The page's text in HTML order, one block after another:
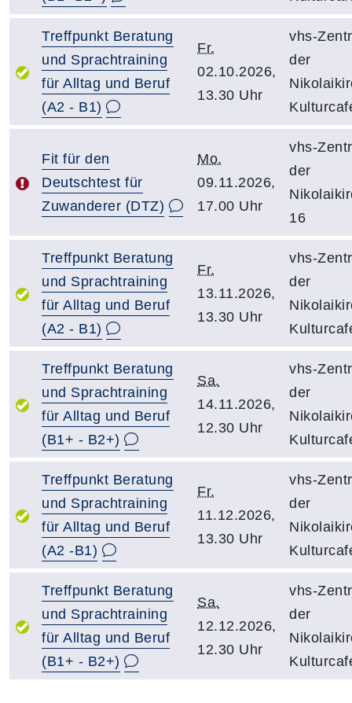
Treffpunkt Beratung
und Sprachtraining
für Alltag und Beruf
(A2 - B1)
Fr.
02.10.2026,
13.30 Uhr
vhs-
der
Fit für den
Deutschtest für
Zuwanderer (DTZ)
Mo.
09.11.2026,
17.00 Uhr
vhs-
der
16
Treffpunkt Beratung
und Sprachtraining
für Alltag und Beruf
(A2 - B1)
Fr.
13.11.2026,
13.30 Uhr
vhs-
der
Treffpunkt Beratung
und Sprachtraining
für Alltag und Beruf
(B1+ - B2+)
Sa.
14.11.2026,
12.30 Uhr
vhs-
der
Treffpunkt Beratung
und Sprachtraining
für Alltag und Beruf
(A2 -B1)
Fr.
11.12.2026,
13.30 Uhr
vhs-
der
Treffpunkt Beratung
und Sprachtraining
für Alltag und Beruf
(B1+ - B2+)
Sa.
12.12.2026,
12.30 Uhr
vhs-
der